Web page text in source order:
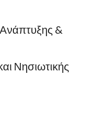
&
Νησιωτικής